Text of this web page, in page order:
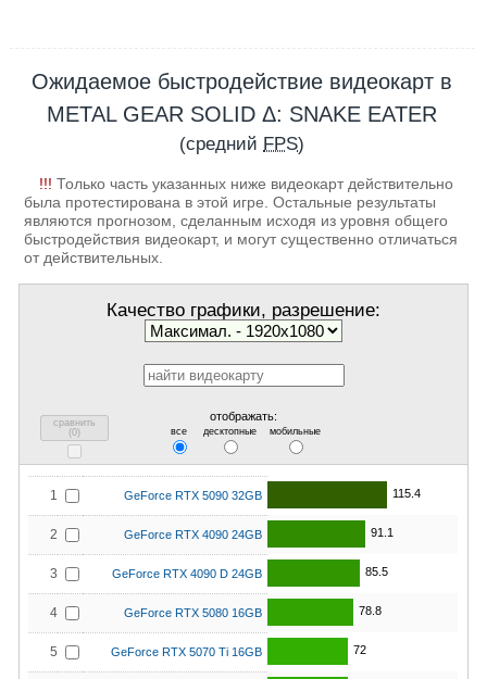
Ожидаемое быстродействие видеокарт в
METAL GEAR SOLID Δ: SNAKE EATER
(средний FPS)
!!! Только часть указанных ниже видеокарт действительно
была протестирована в этой игре. Остальные результаты
являются прогнозом, сделанным исходя из уровня общего
быстродействия видеокарт, и могут существенно отличаться
от действительных.
Качество графики, разрешение:
сравнить
(0)
отображать:
все десктопные мобильные
1 GeForce RTX 5090 32GB 115.4
2 GeForce RTX 4090 24GB 91.1
3 GeForce RTX 4090 D 24GB 85.5
4 GeForce RTX 5080 16GB 78.8
5 GeForce RTX 5070 Ti 16GB 72